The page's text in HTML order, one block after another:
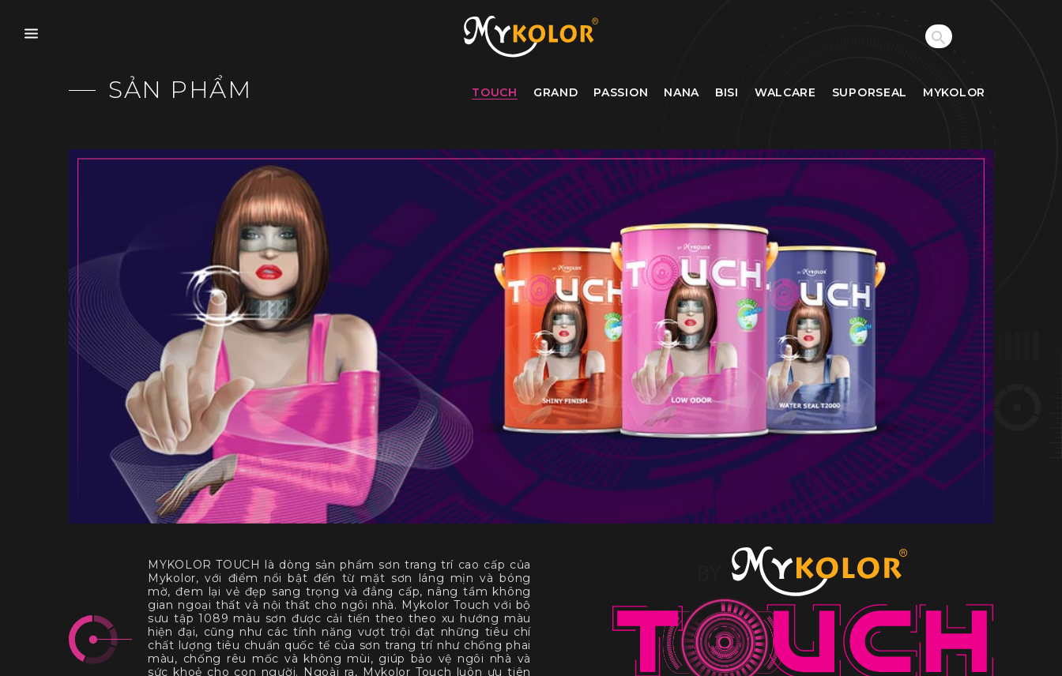
MYKOLOR
SẢN PHẨM TOUCH GRAND PASSION NANA BISI WALCARE SUPORSEAL MYKOLOR
MYKOLOR TOUCH là dòng sản phẩm sơn trang trí cao cấp của
Mykolor, với điểm nổi bật đến từ mặt sơn láng mịn và bóng
mờ, đem lại vẻ đẹp sang trọng và đẳng cấp, nâng tầm không
gian ngoại thất và nội thất cho ngôi nhà. Mykolor Touch với bộ
sưu tập 1089 màu sơn được cải tiến theo theo xu hướng màu
hiện đại, cũng như các tính năng vượt trội đạt những tiêu chí
chất lượng tiêu chuẩn quốc tế của sơn trang trí như chống phai
màu, chống rêu mốc và không mùi, giúp bảo vệ ngôi nhà và
sức khoẻ cho con người. Ngoài ra, Mykolor Touch luôn ưu tiên